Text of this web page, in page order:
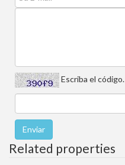
Escriba el código.
Related properties